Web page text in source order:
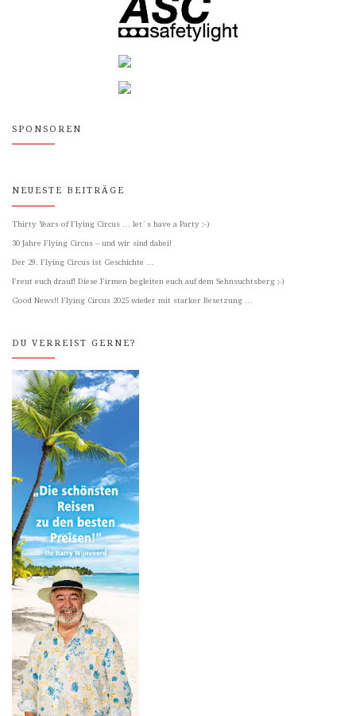
SPONSOREN
NEUESTE BEITRÄGE
Thirty Years of Flying Circus … let´s have a Party :-)
30 Jahre Flying Circus – und wir sind dabei!
Der 29. Flying Circus ist Geschichte …
Freut euch drauf! Diese Firmen begleiten euch auf dem Sehnsuchtsberg ;-)
Good News!! Flying Circus 2025 wieder mit starker Besetzung …
DU VERREIST GERNE?